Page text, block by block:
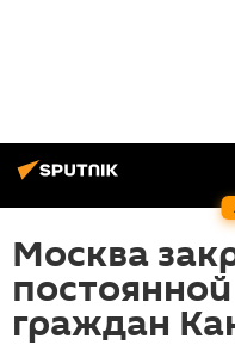
Москва
граждан